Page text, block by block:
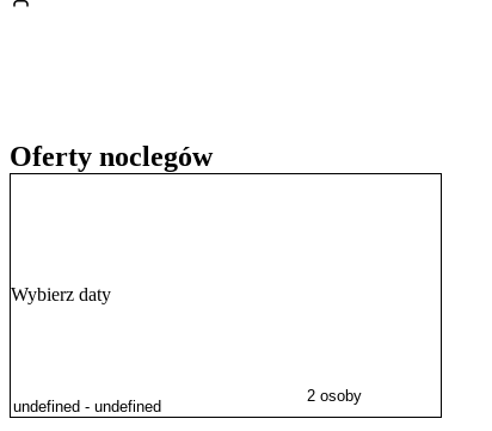
W obiekcie znajduje się ogólnodostępna kuchnia bardzo
Oferty noclegów
Wybierz daty
2 osoby